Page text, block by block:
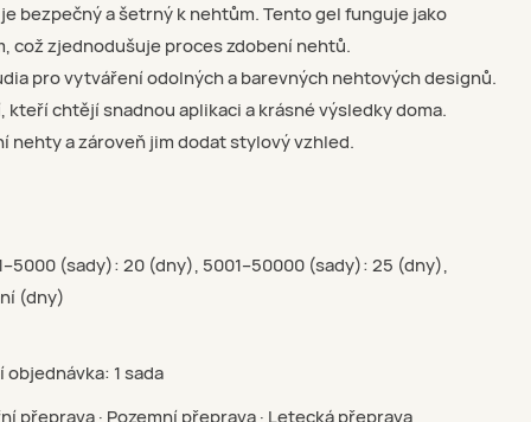
je bezpečný a šetrný k nehtům. Tento gel funguje jako
což zjednodušuje proces zdobení nehtů.
pro vytváření odolných a barevných nehtových designů.
chtějí snadnou aplikaci a krásné výsledky doma.
nehty a zároveň jim dodat stylový vzhled.
(sady): 20 (dny), 5001–50000 (sady): 25 (dny),
(dny)
objednávka: 1 sada
přeprava · Pozemní přeprava · Letecká přeprava